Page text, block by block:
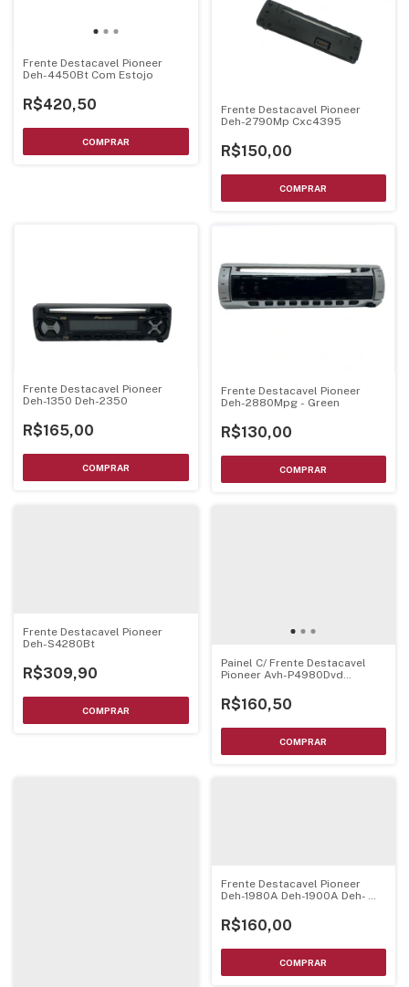
Frente Destacavel Pioneer
Deh-4450Bt Com Estojo
R$420,50
Frente Destacavel Pioneer
Deh-2790Mp Cxc4395
R$150,00
Frente Destacavel Pioneer
Deh-1350 Deh-2350
R$165,00
Frente Destacavel Pioneer
Deh-2880Mpg - Green
R$130,00
Frente Destacavel Pioneer
Deh-S4280Bt
R$309,90
Painel C/ Frente Destacavel
Pioneer Avh-P4980Dvd
R$160,50
Frente Destacavel Pioneer
Deh-1980A Deh-1900A Deh-
R$160,00